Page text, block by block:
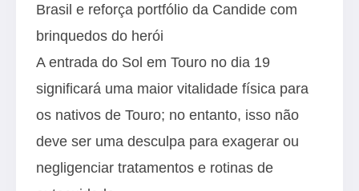
Brasil e reforça portfólio da Candide com
brinquedos do herói
A entrada do Sol em Touro no dia 19
significará uma maior vitalidade física para
os nativos de Touro; no entanto, isso não
deve ser uma desculpa para exagerar ou
negligenciar tratamentos e rotinas de